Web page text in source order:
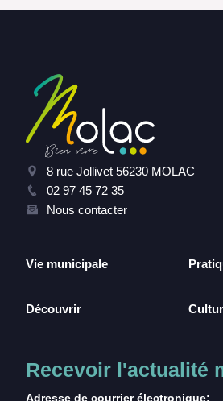
8 rue Jollivet 56230 MOLAC
02 97 45 72 35
Nous contacter
Vie municipale
Découvrir
Recevoir l'actualité
Adresse de courrier électronique: